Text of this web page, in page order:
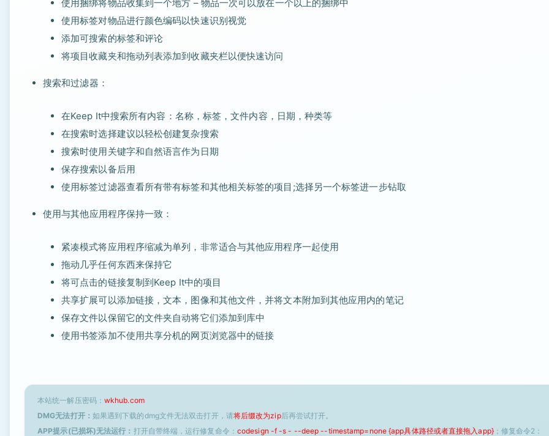
使用捆绑将物品收集到一个地方 – 物品一次可以放在一个以上的捆绑中
使用标签对物品进行颜色编码以快速识别视觉
添加可搜索的标签和评论
将项目收藏夹和拖动列表添加到收藏夹栏以便快速访问
搜索和过滤器：
在Keep It中搜索所有内容：名称，标签，文件内容，日期，种类等
在搜索时选择建议以轻松创建复杂搜索
搜索时使用关键字和自然语言作为日期
保存搜索以备后用
使用标签过滤器查看所有带有标签和其他相关标签的项目;选择另一个标签进一步钻取
使用与其他应用程序保持一致：
紧凑模式将应用程序缩减为单列，非常适合与其他应用程序一起使用
拖动几乎任何东西来保持它
将可点击的链接复制到Keep It中的项目
共享扩展可以添加链接，文本，图像和其他文件，并将文本附加到其他应用内的笔记
保存文件以保留它的文件夹自动将它们添加到库中
使用书签添加不使用共享分机的网页浏览器中的链接
本站统一解压密码： wkhub.com
DMG无法打开： 如果遇到下载的dmg文件无法双击打开，请将后缀改为zip后再尝试打开。
APP提示(已损坏)无法运行： 打开自带终端，运行修复命令： codesign -f -s - --deep --timestamp=none {app具体路径或者直接拖入app}；修复命令2：